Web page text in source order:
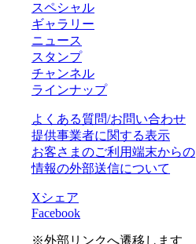
スペシャル
ギャラリー
ニュース
スタンプ
チャンネル
ラインナップ
よくある質問/お問い合わせ
提供事業者に関する表示
お客さまのご利用端末からの
情報の外部送信について
Xシェア
Facebook
※外部リンクへ遷移します